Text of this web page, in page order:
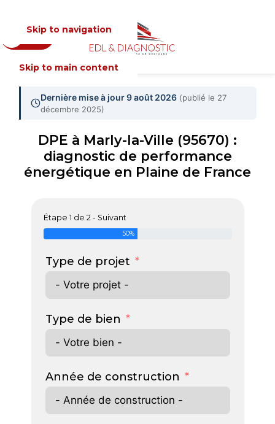
Skip to navigation
Skip to main content
MENU
Dernière mise à jour 9 août 2026 (publié le 27
décembre 2025)
DPE à Marly-la-Ville (95670) :
diagnostic de performance
énergétique en Plaine de France
Étape 1 de 2 - Suivant
50%
Type de projet
Type de bien
Année de construction